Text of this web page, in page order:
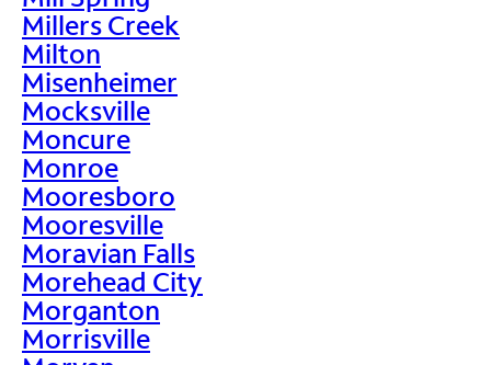
Millers Creek
Milton
Misenheimer
Mocksville
Moncure
Monroe
Mooresboro
Mooresville
Moravian Falls
Morehead City
Morganton
Morrisville